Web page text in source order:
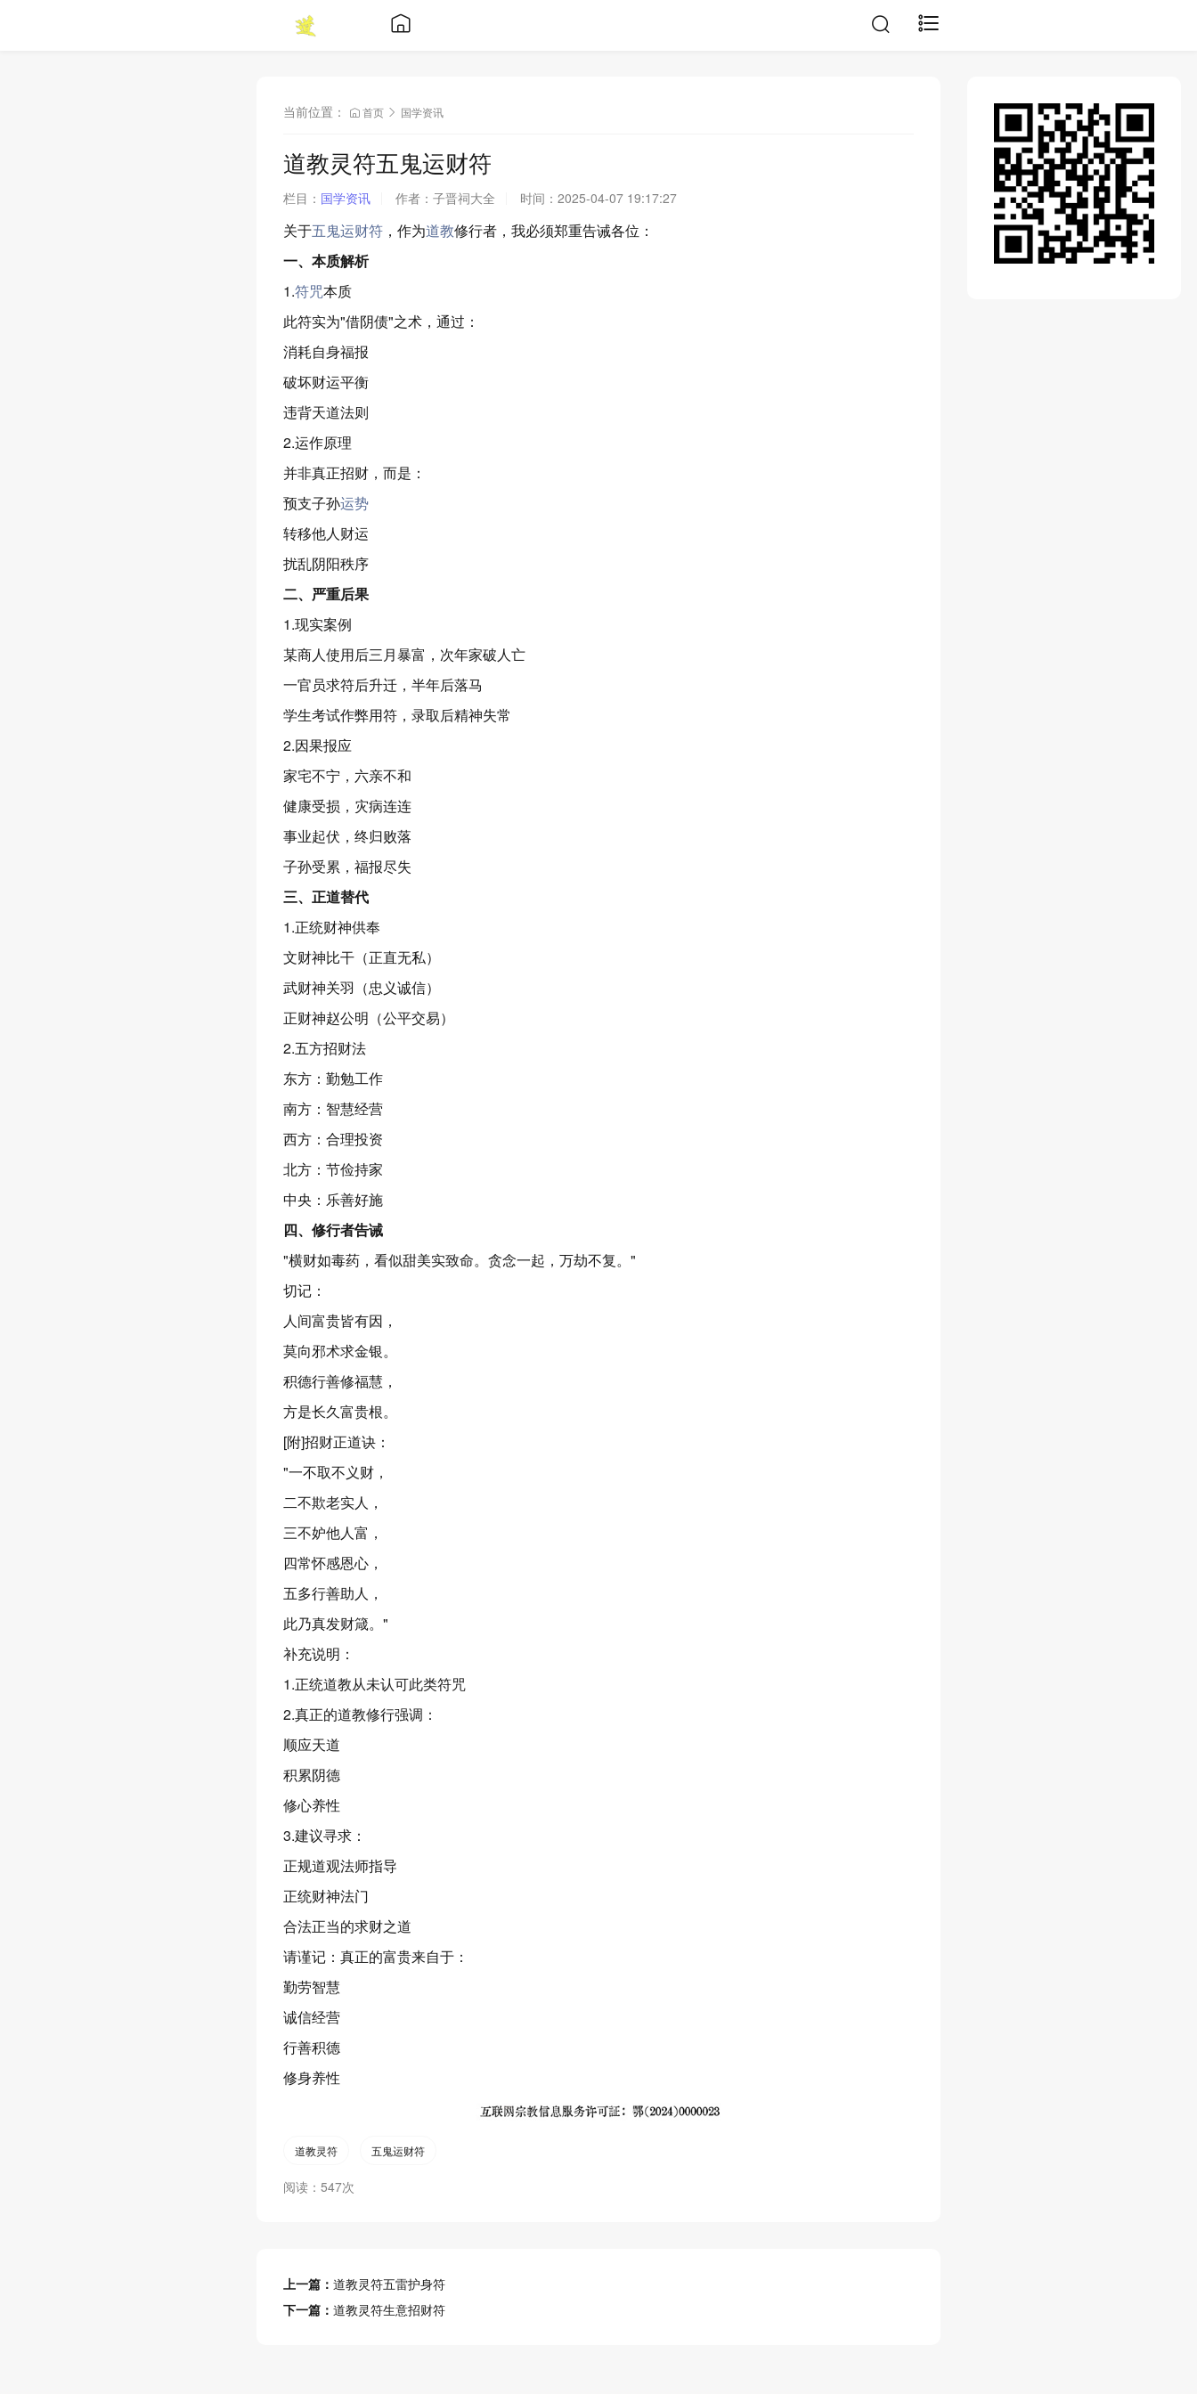
当前位置： 首页 国学资讯
道教灵符五鬼运财符
栏目： 国学资讯 作者： 子晋祠大全 时间： 2025-04-07 19:17:27
关于五鬼运财符 ，作为道教修行者，我必须郑重告诫各位：
一、本质解析
1.符咒本质
此符实为"借阴债"之术，通过：
消耗自身福报
破坏财运平衡
违背天道法则
2.运作原理
并非真正招财，而是：
预支子孙运势
转移他人财运
扰乱阴阳秩序
二、严重后果
1.现实案例
某商人使用后三月暴富，次年家破人亡
一官员求符后升迁，半年后落马
学生考试作弊用符，录取后精神失常
2.因果报应
家宅不宁，六亲不和
健康受损，灾病连连
事业起伏，终归败落
子孙受累，福报尽失
三、正道替代
1.正统财神供奉
文财神比干（正直无私）
武财神关羽（忠义诚信）
正财神赵公明（公平交易）
2.五方招财法
东方：勤勉工作
南方：智慧经营
西方：合理投资
北方：节俭持家
中央：乐善好施
四、修行者告诫
"横财如毒药，看似甜美实致命。贪念一起，万劫不复。"
切记：
人间富贵皆有因，
莫向邪术求金银。
积德行善修福慧，
方是长久富贵根。
[附]招财正道诀：
"一不取不义财，
二不欺老实人，
三不妒他人富，
四常怀感恩心，
五多行善助人，
此乃真发财箴。"
补充说明：
1.正统道教从未认可此类符咒
2.真正的道教修行强调：
顺应天道
积累阴德
修心养性
3.建议寻求：
正规道观法师指导
正统财神法门
合法正当的求财之道
请谨记：真正的富贵来自于：
勤劳智慧
诚信经营
行善积德
修身养性
道教灵符 五鬼运财符
阅读：547次
上一篇： 道教灵符五雷护身符
下一篇： 道教灵符生意招财符